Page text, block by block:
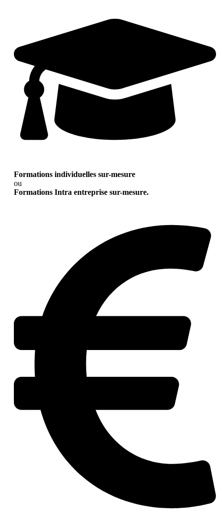
Formations individuelles sur-mesure
ou
Formations Intra entreprise sur-mesure.